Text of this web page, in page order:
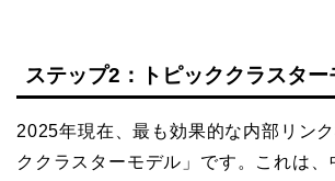
ステップ2：トピッククラスタ
2025年現在、最も効果的な内部リン
ククラスターモデル」です。これは、